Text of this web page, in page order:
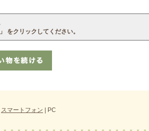
をクリックしてください。
スマートフォン | PC